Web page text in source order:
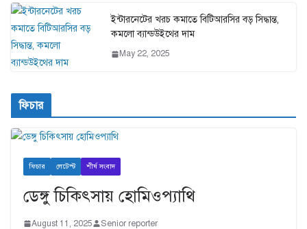
ইন্টারনেটের খরচ কমাতে বিটিআরসির বড় সিদ্ধান্ত,
কমলো ব্যান্ডউইথের দাম
May 22, 2025
ফিচার
ফিচার লেটেস্ট শীর্ষ সংবাদ
ডেঙ্গু চিকিৎসায় হোমিওপ্যাথি
August 11, 2025 Senior reporter